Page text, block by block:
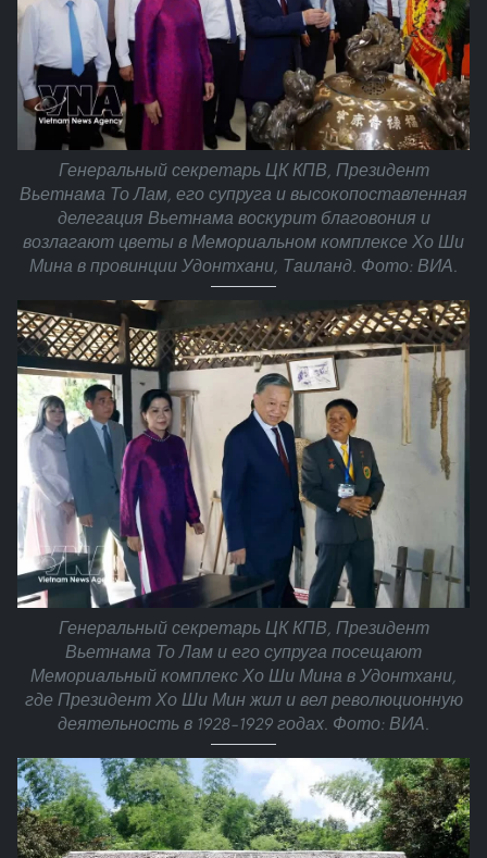
Генеральный секретарь ЦК КПВ, Президент
Вьетнама То Лам, его супруга и высокопоставленная
делегация Вьетнама воскурит благовония и
возлагают цветы в Мемориальном комплексе Хо Ши
Мина в провинции Удонтхани, Таиланд. Фото: ВИА.
Генеральный секретарь ЦК КПВ, Президент
Вьетнама То Лам и его супруга посещают
Мемориальный комплекс Хо Ши Мина в Удонтхани,
где Президент Хо Ши Мин жил и вел революционную
деятельность в 1928–1929 годах. Фото: ВИА.